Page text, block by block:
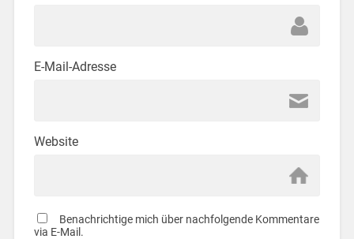
E-Mail-Adresse
Website
Benachrichtige mich über nachfolgende Kommentare
via E-Mail.